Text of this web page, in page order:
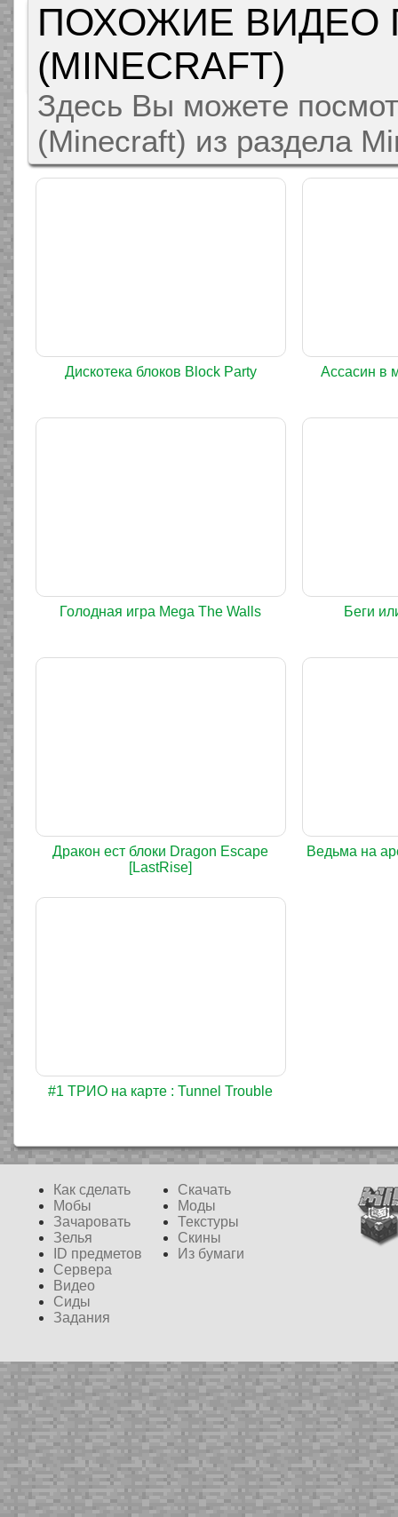
ПОХОЖИЕ ВИДЕО
(MINECRAFT)
Здесь Вы можете
(Minecraft) из раздела
Дискотека блоков Block Party Ассасин в
Голодная игра Mega The Walls Беги
Дракон ест блоки Dragon Escape
[LastRise]
Ведьма на
#1 ТРИО на карте : Tunnel Trouble
Как сделать
Мобы
Зачаровать
Зелья
ID предметов
Сервера
Видео
Сиды
Задания
Скачать
Моды
Текстуры
Скины
Из бумаги